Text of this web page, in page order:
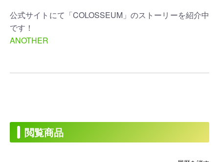
公式サイトにて「COLOSSEUM」のストーリーを紹介中
です！
ANOTHER
閲覧商品